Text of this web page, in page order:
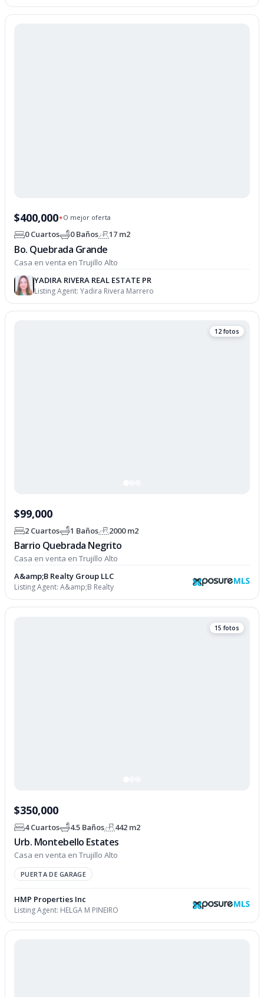
$400,000✦O mejor oferta
0 Cuartos 0 Baños 17 m2
Bo. Quebrada Grande
Casa en venta en Trujillo Alto
YADIRA RIVERA REAL ESTATE PR
Listing Agent:Yadira Rivera Marrero
12 fotos
$99,000
2 Cuartos 1 Baños 2000 m2
Barrio Quebrada Negrito
Casa en venta en Trujillo Alto
A&amp;B Realty Group LLC
Listing Agent:A&amp;B Realty
15 fotos
$350,000
4 Cuartos 4.5 Baños 442 m2
Urb. Montebello Estates
Casa en venta en Trujillo Alto
PUERTA DE GARAGE
HMP Properties Inc
Listing Agent: HELGA M PINEIRO